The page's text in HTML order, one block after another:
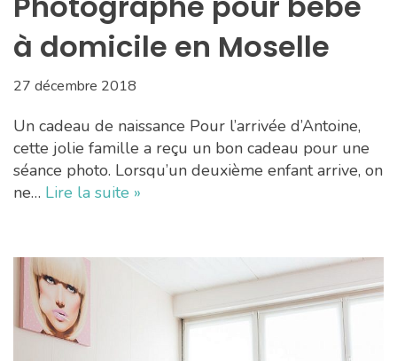
à domicile en Moselle
27 décembre 2018
Un cadeau de naissance Pour l’arrivée d’Antoine,
cette jolie famille a reçu un bon cadeau pour une
séance photo. Lorsqu’un deuxième enfant arrive, on
ne… Lire la suite »